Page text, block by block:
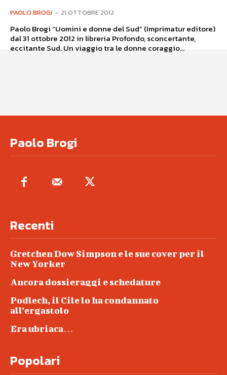
PAOLO BROGI - 21 OTTOBRE 2012
Paolo Brogi “Uomini e donne del Sud” (Imprimatur editore)
dal 31 ottobre 2012 in libreria Profondo, sconcertante,
eccitante Sud. Un viaggio tra le donne coraggio...
Paolo Brogi
Recenti
Gretchen Dow Simpson e le sue cover per il
New Yorker
Ancora dossieraggi e schedature
Podlech, il Cile lo ha condannato
all’ergastolo
Era ubriaca…
Popolari